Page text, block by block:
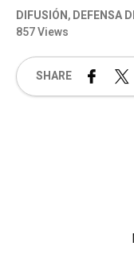
DIFUSIÓN,DEFENSA
857 Views
SHARE